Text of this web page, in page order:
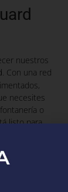
nuestros
. Con una red
necesites
o
listo para